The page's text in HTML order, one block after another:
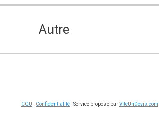
Autre
CGU - Confidentialité- Service proposé parViteUnDevis.com